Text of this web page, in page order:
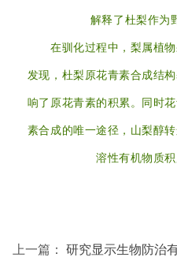
解释了杜梨作为
在驯化过程中，梨属植物
发现，杜梨原花青素合成结
响了原花青素的积累。同时
素合成的唯一途径，山梨醇
溶性有机物质积
上一篇： 研究显示生物防治